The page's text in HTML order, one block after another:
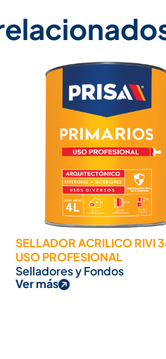
SELLADOR ACRILICO RIVI
USO PROFESIONAL
Selladores y Fondos
Ver más